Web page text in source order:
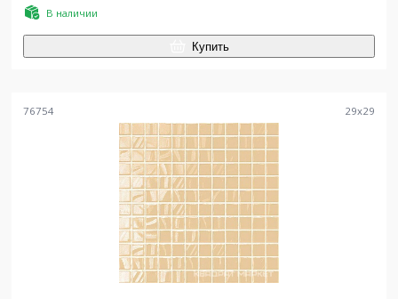
В наличии
Купить
76754 29x29